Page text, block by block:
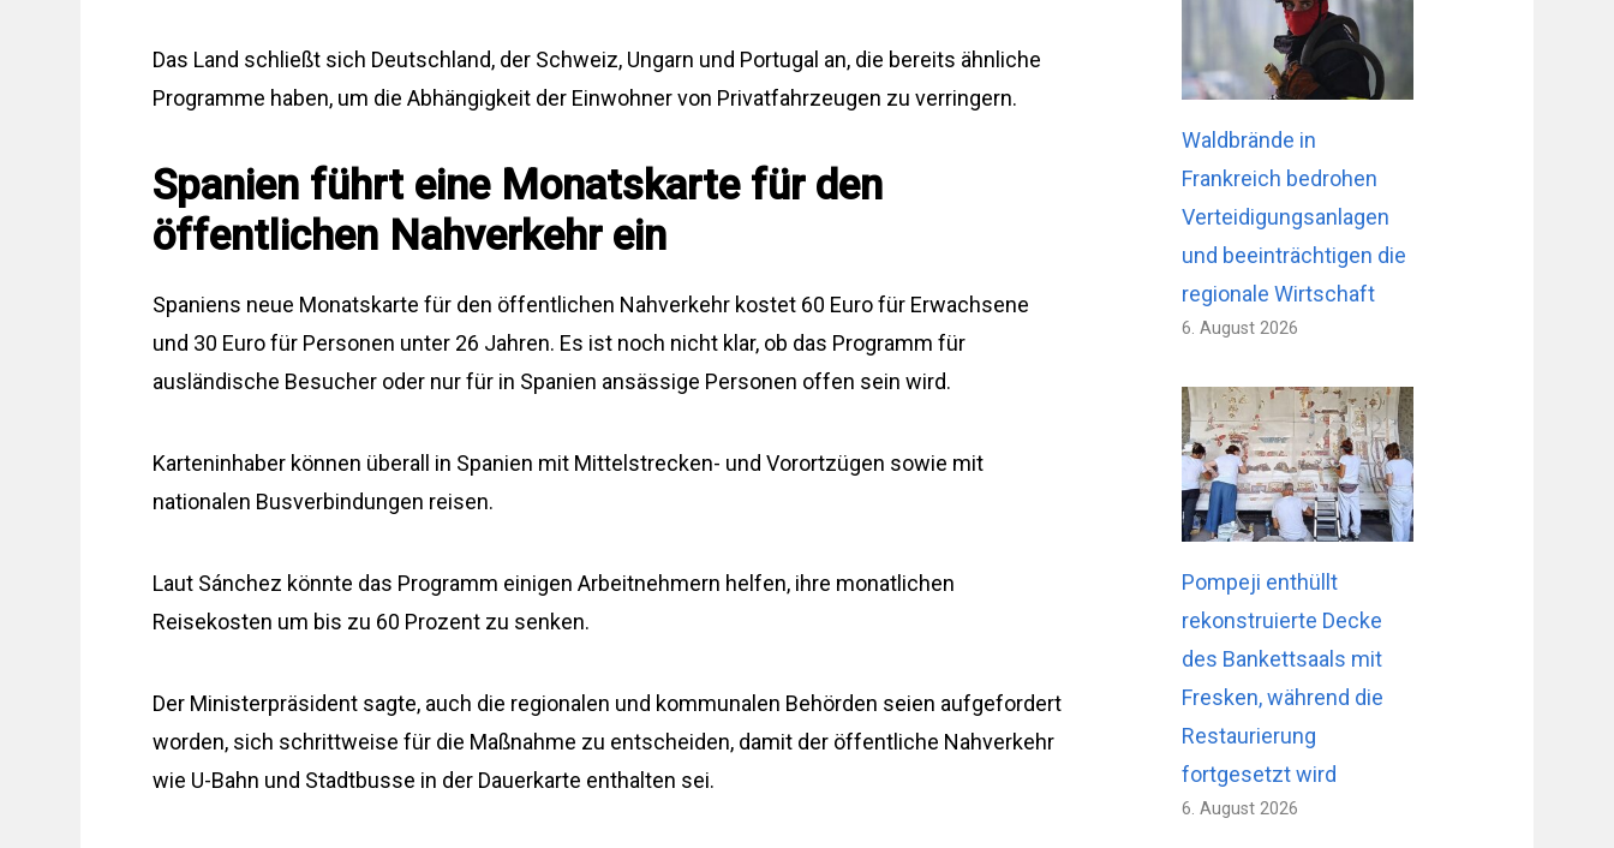
Das Land schließt sich Deutschland, der Schweiz, Ungarn und Portugal an, die bereits ähnliche
Programme haben, um die Abhängigkeit der Einwohner von Privatfahrzeugen zu verringern.
Spanien führt eine Monatskarte für den
öffentlichen Nahverkehr ein
Spaniens neue Monatskarte für den öffentlichen Nahverkehr kostet 60 Euro für Erwachsene
und 30 Euro für Personen unter 26 Jahren. Es ist noch nicht klar, ob das Programm für
ausländische Besucher oder nur für in Spanien ansässige Personen offen sein wird.
Karteninhaber können überall in Spanien mit Mittelstrecken- und Vorortzügen sowie mit
nationalen Busverbindungen reisen.
Laut Sánchez könnte das Programm einigen Arbeitnehmern helfen, ihre monatlichen
Reisekosten um bis zu 60 Prozent zu senken.
Der Ministerpräsident sagte, auch die regionalen und kommunalen Behörden seien aufgefordert
worden, sich schrittweise für die Maßnahme zu entscheiden, damit der öffentliche Nahverkehr
wie U-Bahn und Stadtbusse in der Dauerkarte enthalten sei.
Waldbrände in
Frankreich bedrohen
Verteidigungsanlagen
und beeinträchtigen die
regionale Wirtschaft
6. August 2026
Pompeji enthüllt
rekonstruierte Decke
des Bankettsaals mit
Fresken, während die
Restaurierung
fortgesetzt wird
6. August 2026